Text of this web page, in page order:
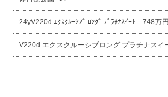
24yV220d ｴｸｽｸﾙｰｼﾌﾞ ﾛﾝｸﾞ ﾌﾟﾗﾁﾅｽｲｰﾄ 748万
V220d エクスクルーシブロング プラチナスイ